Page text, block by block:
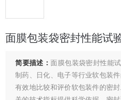
面膜包装袋密封性能试
简要描述：面膜包装袋密封性能
制药、日化、电子等行业软包装
有效地比较和评价软包装件的密